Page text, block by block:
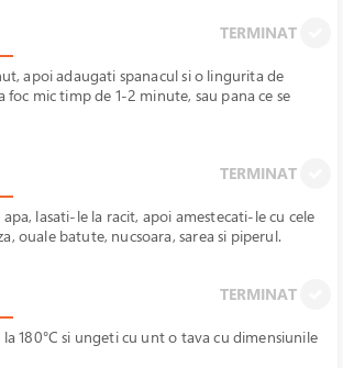
TERMINAT
apoi adaugati spanacul si o lingurita de
mic timp de 1-2 minute, sau pana ce se
TERMINAT
lasati-le la racit, apoi amestecati-le cu cele
ouale batute, nucsoara, sarea si piperul.
TERMINAT
180°C si ungeti cu unt o tava cu dimensiunile